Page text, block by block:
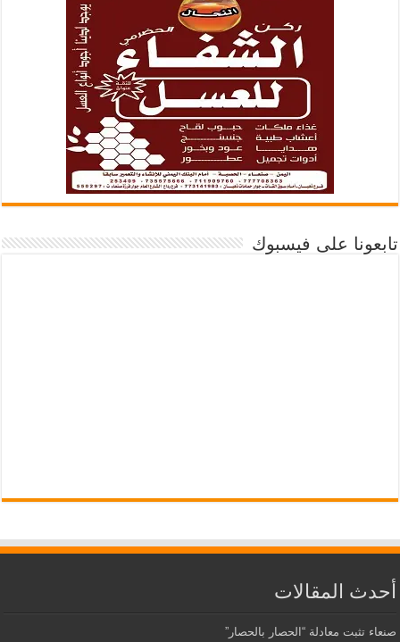
تابعونا على فيسبوك
أحدث المقالات
صنعاء تثبت معادلة “الحصار بالحصار”